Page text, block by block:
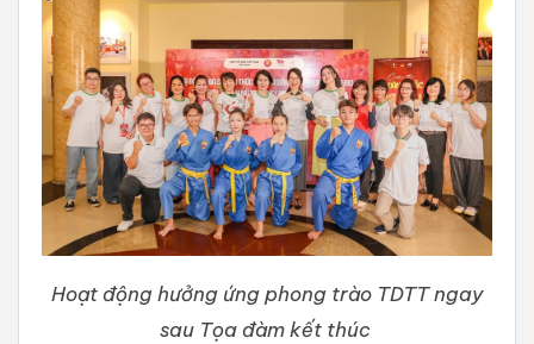
Hoạt động hưởng ứng phong trào TDTT ngay
sau Tọa đàm kết thúc